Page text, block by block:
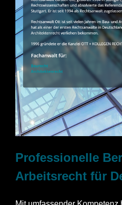
Professionelle
Arbeitsrecht für